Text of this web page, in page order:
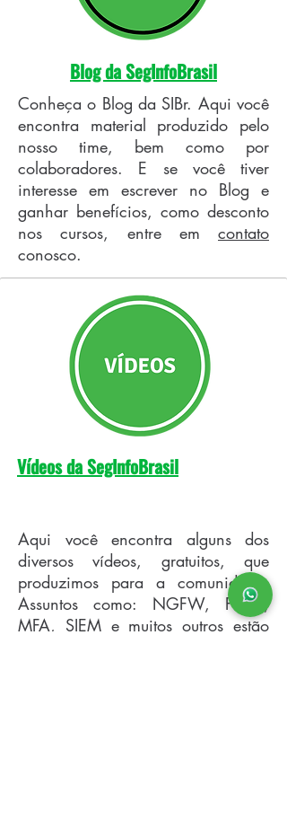
Blog da SegInfoBrasil
Conheça o Blog da SIBr. Aqui você
encontra material produzido pelo
nosso time, bem como por
colaboradores. E se você tiver
interesse em escrever no Blog e
ganhar benefícios, como desconto
nos cursos, entre em contato
conosco.
Vídeos da SegInfoBrasil
Aqui você encontra alguns dos
diversos vídeos, gratuitos, que
produzimos para a comunidade.
Assuntos como: NGFW, Proxy,
MFA, SIEM e muitos outros estão